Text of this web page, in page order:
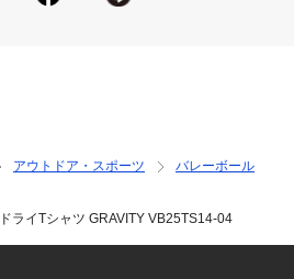
合があります。
ケージ・デザイン・仕様について、
ります。あらかじめご了承くださ
ースポーツゼビオ ゼビオ Super Sp
アウトドア・スポーツ
バレーボール
ライTシャツ GRAVITY VB25TS14-04